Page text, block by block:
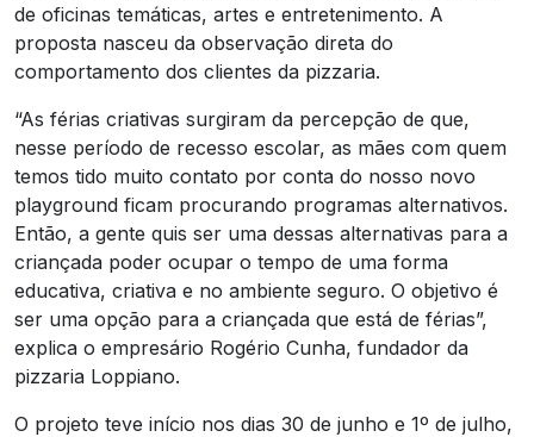
de oficinas temáticas, artes e entretenimento. A
proposta nasceu da observação direta do
comportamento dos clientes da pizzaria.
“As férias criativas surgiram da percepção de que,
nesse período de recesso escolar, as mães com quem
temos tido muito contato por conta do nosso novo
playground ficam procurando programas alternativos.
Então, a gente quis ser uma dessas alternativas para a
criançada poder ocupar o tempo de uma forma
educativa, criativa e no ambiente seguro. O objetivo é
ser uma opção para a criançada que está de férias”,
explica o empresário Rogério Cunha, fundador da
pizzaria Loppiano.
O projeto teve início nos dias 30 de junho e 1º de julho,